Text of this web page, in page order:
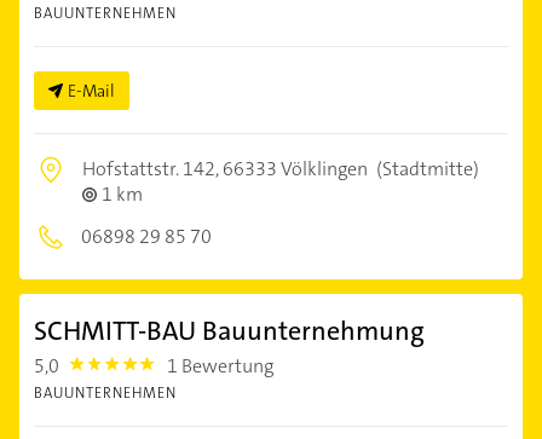
BAUUNTERNEHMEN
E-Mail
Hofstattstr. 142,66333 Völklingen (Stadtmitte)
1 km
06898 29 85 70
SCHMITT-BAU Bauunternehmung
5,0 5.0 1 Bewertung
BAUUNTERNEHMEN